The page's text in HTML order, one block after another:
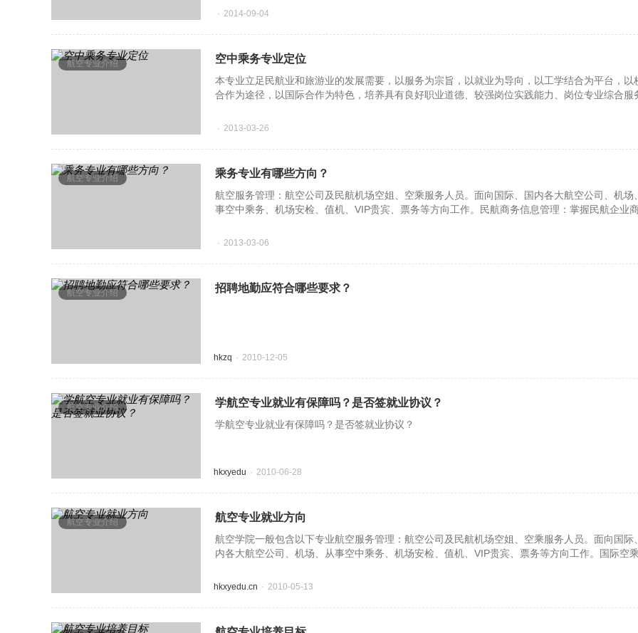
2014-09-04
空中乘务专业定位
本专业立足民航业和旅游业的发展需要，以服务为宗旨，以就业为导向，以工学结合为平台，以
合作为途径，以国际合作为特色，培养具有良好职业道德、较强岗位实践能力、岗位专业综合服
2013-03-26
航空专业介绍
乘务专业有哪些方向？
航空服务管理：航空公司及民航机场空姐、空乘服务人员。面向国际、国内各大航空公司、机场
事空中乘务、机场安检、值机、VIP贵宾、票务等方向工作。民航商务信息管理：掌握民航企业商
2013-03-06
航空专业介绍
招聘地勤应符合哪些要求？
hkzq 2010-12-05
航空专业介绍
学航空专业就业有保障吗？是否签就业协议？
学航空专业就业有保障吗？是否签就业协议？
hkxyedu 2010-06-28
航空专业介绍
航空专业就业方向
航空学院一般包含以下专业航空服务管理：航空公司及民航机场空姐、空乘服务人员。面向国际
内各大航空公司、机场、从事空中乘务、机场安检、值机、VIP贵宾、票务等方向工作。国际空乘
hkxyedu.cn 2010-05-13
航空专业介绍